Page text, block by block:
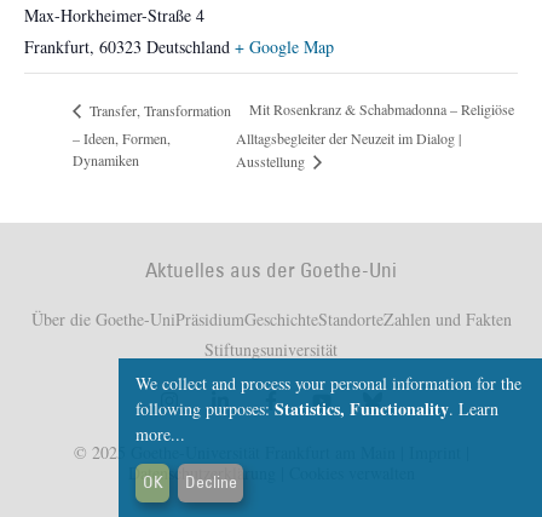
Max-Horkheimer-Straße 4
Frankfurt, 60323 Deutschland + Google Map
Transfer, Transformation
– Ideen, Formen,
Dynamiken
Mit Rosenkranz & Schabmadonna – Religiöse
Alltagsbegleiter der Neuzeit im Dialog |
Ausstellung
Aktuelles aus der Goethe-Uni
Über die Goethe-UniPräsidiumGeschichteStandorteZahlen und Fakten
Stiftungsuniversität
© 2025 Goethe-Universität Frankfurt am Main |
Datenschutzerklärung
We collect and process your personal information for the
following purposes: Statistics, Functionality. Learn
more...
OK Decline